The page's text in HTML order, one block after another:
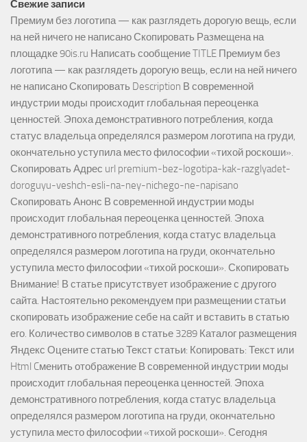
Свежие записи
Премиум без логотипа — как разглядеть дорогую вещь, если
на ней ничего не написано Скопировать Размещена на
площадке 90is.ru Написать сообщение TITLE Премиум без
логотипа — как разглядеть дорогую вещь, если на ней ничего
не написано Скопировать Description В современной
индустрии моды происходит глобальная переоценка
ценностей. Эпоха демонстративного потребления, когда
статус владельца определялся размером логотипа на груди,
окончательно уступила место философии «тихой роскоши».
Скопировать Адрес url premium-bez-logotipa-kak-razglyadet-
doroguyu-veshch-esli-na-ney-nichego-ne-napisano
Скопировать Анонс В современной индустрии моды
происходит глобальная переоценка ценностей. Эпоха
демонстративного потребления, когда статус владельца
определялся размером логотипа на груди, окончательно
уступила место философии «тихой роскоши». Скопировать
Внимание! В статье присутствует изображение с другого
сайта. Настоятельно рекомендуем при размещении статьи
скопировать изображение себе на сайт и вставить в статью
его. Количество символов в статье 3289 Каталог размещения
Яндекс Оцените статью Текст статьи: Копировать: Текст или
Html Cменить отображение В современной индустрии моды
происходит глобальная переоценка ценностей. Эпоха
демонстративного потребления, когда статус владельца
определялся размером логотипа на груди, окончательно
уступила место философии «тихой роскоши». Сегодня